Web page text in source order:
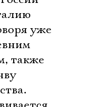
уже
также